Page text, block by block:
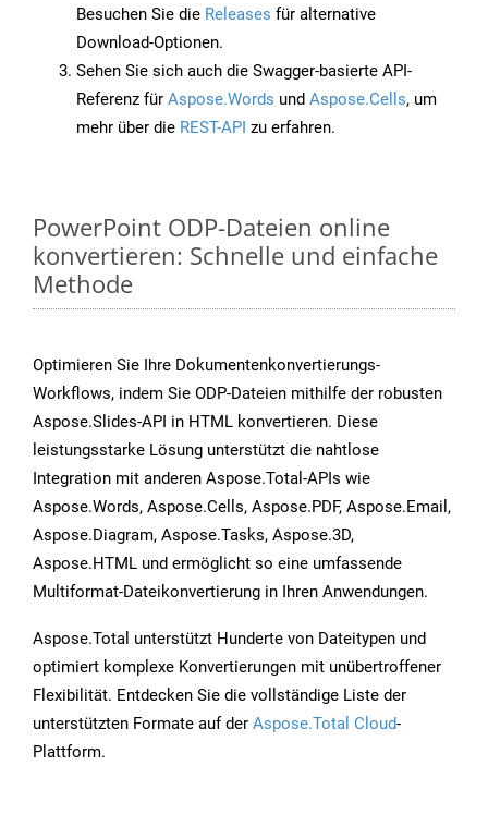
Besuchen Sie die Releases für alternative
Download-Optionen.
Sehen Sie sich auch die Swagger-basierte API-
Referenz für Aspose.Words und Aspose.Cells, um
mehr über die REST-API zu erfahren.
PowerPoint ODP-Dateien online
konvertieren: Schnelle und einfache
Methode
Optimieren Sie Ihre Dokumentenkonvertierungs-
Workflows, indem Sie ODP-Dateien mithilfe der robusten
Aspose.Slides-API in HTML konvertieren. Diese
leistungsstarke Lösung unterstützt die nahtlose
Integration mit anderen Aspose.Total-APIs wie
Aspose.Words, Aspose.Cells, Aspose.PDF, Aspose.Email,
Aspose.Diagram, Aspose.Tasks, Aspose.3D,
Aspose.HTML und ermöglicht so eine umfassende
Multiformat-Dateikonvertierung in Ihren Anwendungen.
Aspose.Total unterstützt Hunderte von Dateitypen und
optimiert komplexe Konvertierungen mit unübertroffener
Flexibilität. Entdecken Sie die vollständige Liste der
unterstützten Formate auf der Aspose.Total Cloud-
Plattform.